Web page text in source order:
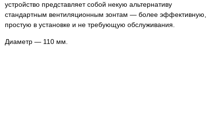
устройство представляет собой некую альтернативу
стандартным вентиляционным зонтам — более эффективную,
простую в установке и не требующую обслуживания.
Диаметр — 110 мм.